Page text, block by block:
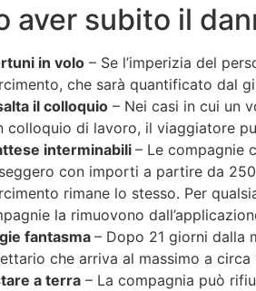
aver subito il
in volo – Se l’imperizia del
che sarà quantificato dal
il colloquio – Nei casi in cui un
colloquio di lavoro, il viaggiatore
interminabili – Le compagnie
con importi a partire da
rimane lo stesso. Per
la rimuovono
fantasma – Dopo 21 giorni dalla
che arriva al massimo a circa
a terra – La compagnia può